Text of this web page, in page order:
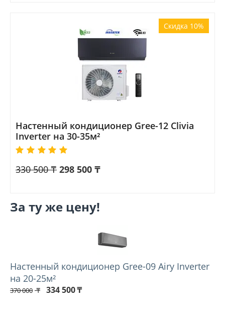
Скидка 10%
Настенный кондиционер Gree-12 Clivia
Inverter на 30-35м²
330 500 ₸ 298 500 ₸
За ту же цену!
Настенный кондиционер Gree-09 Airy Inverter
на 20-25м²
370 000 ₸ 334 500₸